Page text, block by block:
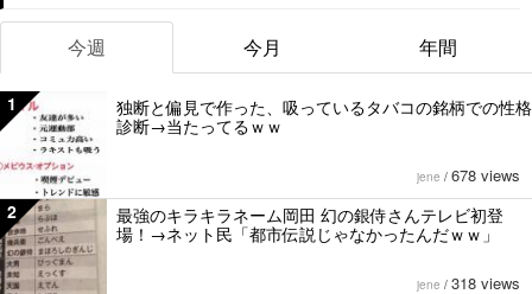
今週 今月 年間
1
独断と偏見で作った、吸っているタバコの銘柄での性格
診断→当たってるｗｗ
jene / 678 views
2
最強のキラキラネーム岡田 幻の銀侍さんテレビ初登
場！→ネット民「都市伝説じゃなかったんだｗｗ」
jene / 318 views